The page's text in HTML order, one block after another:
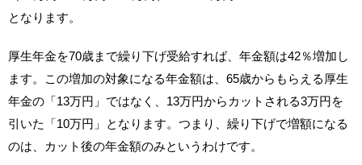
となります。
厚生年金を70歳まで繰り下げ受給すれば、年金額は42％増加し
ます。この増加の対象になる年金額は、65歳からもらえる厚生
年金の「13万円」ではなく、13万円からカットされる3万円を
引いた「10万円」となります。つまり、繰り下げで増額になる
のは、カット後の年金額のみというわけです。